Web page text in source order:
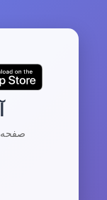
صفحه 1 از 343 | مجموع 3425 آرشیو